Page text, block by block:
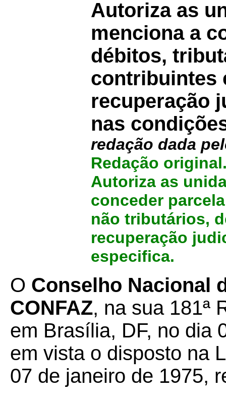
Autoriza as
menciona a
débitos,
contribuintes
recuperação
nas
redação dada
Redação
Autoriza as
conceder
não tributários,
recuperação
especifica.
O Conselho Nacional
CONFAZ, na sua 181ª
em Brasília, DF, no dia
em vista o disposto na
07 de janeiro de 1975,